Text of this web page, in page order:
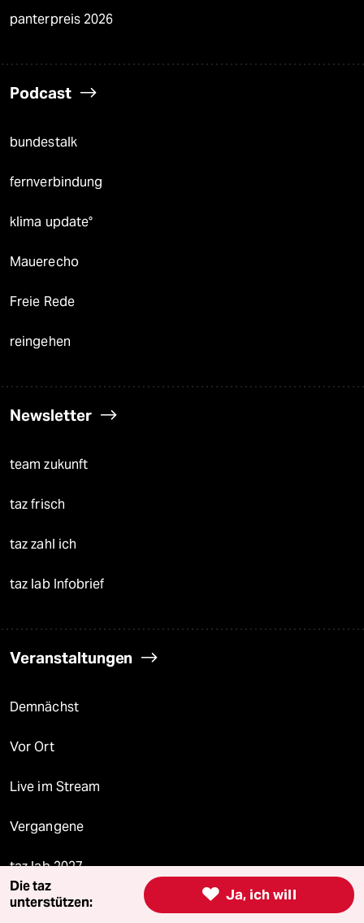
panterpreis 2026
Podcast
bundestalk
fernverbindung
klima update°
Mauerecho
Freie Rede
reingehen
Newsletter
team zukunft
taz frisch
taz zahl ich
taz lab Infobrief
Veranstaltungen
Demnächst
Vor Ort
Live im Stream
Vergangene
taz lab 2027
 Ja, ich will
Die taz
unterstützen: